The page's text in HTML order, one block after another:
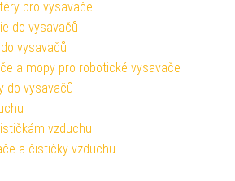
pro vysavače
do vysavačů
vysavačů
a mopy pro robotické vysavače
do vysavačů
vzduchu
a čističky vzduchu